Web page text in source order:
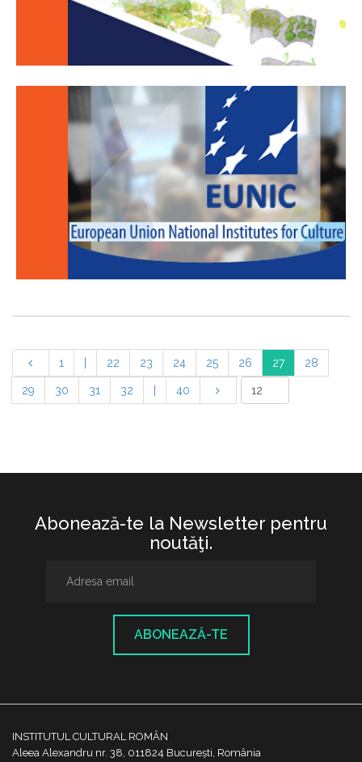
1 22 23 24 25 26 27 28
29 30 31 32 40
Abonează-te la Newsletter pentru
noutăţi.
ABONEAZĂ-TE
INSTITUTUL CULTURAL ROMÂN
Aleea Alexandru nr. 38, 011824 București, România